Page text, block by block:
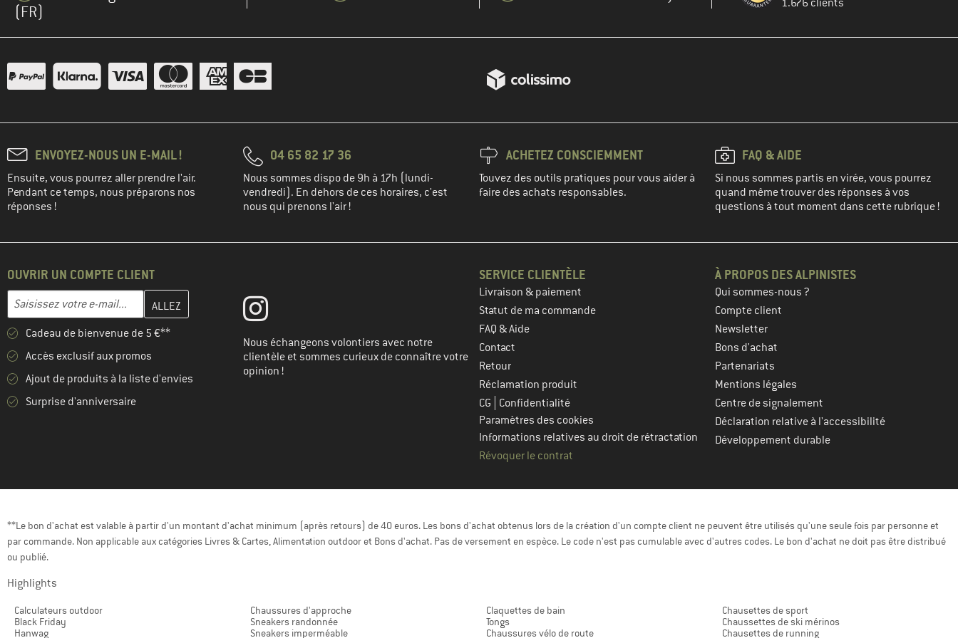
(FR)
1.676 clients
ENVOYEZ-NOUS UN E-MAIL !
Ensuite, vous pourrez aller prendre l'air.
Pendant ce temps, nous préparons nos
réponses !
04 65 82 17 36
Nous sommes dispo de 9h à 17h (lundi-
vendredi). En dehors de ces horaires, c'est
nous qui prenons l'air !
ACHETEZ CONSCIEMMENT
Touvez des outils pratiques pour vous aider à
faire des achats responsables.
FAQ & AIDE
Si nous sommes partis en virée, vous pourrez
quand même trouver des réponses à vos
questions à tout moment dans cette rubrique !
OUVRIR UN COMPTE CLIENT
Adresse e-mail
Entrez votre adresse e-mail ici et créez votre compte client à la prochaine étape
Cadeau de bienvenue de 5 €**
Accès exclusif aux promos
Ajout de produits à la liste d'envies
Surprise d'anniversaire
Nous échangeons volontiers avec notre
clientèle et sommes curieux de connaître votre
opinion !
SERVICE CLIENTÈLE
Livraison & paiement
Statut de ma commande
FAQ & Aide
Contact
Retour
Réclamation produit
CG
Confidentialité
Paramètres des cookies
Informations relatives au droit de rétractation
Révoquer le contrat
À PROPOS DES ALPINISTES
Qui sommes-nous ?
Compte client
Newsletter
Bons d'achat
Partenariats
Mentions légales
Centre de signalement
Déclaration relative à l'accessibilité
Développement durable
**Le bon d'achat est valable à partir d'un montant d'achat minimum (après retours) de 40 euros. Les bons d'achat obtenus lors de la création d'un compte client ne peuvent être utilisés qu'une seule fois par personne et
par commande. Non applicable aux catégories Livres & Cartes, Alimentation outdoor et Bons d'achat. Pas de versement en espèce. Le code n'est pas cumulable avec d'autres codes. Le bon d'achat ne doit pas être distribué
ou publié.
Highlights
Calculateurs outdoor
Black Friday
Hanwag
Chaussures d'approche
Sneakers randonnée
Sneakers imperméable
Claquettes de bain
Tongs
Chaussures vélo de route
Chausettes de sport
Chaussettes de ski mérinos
Chausettes de running